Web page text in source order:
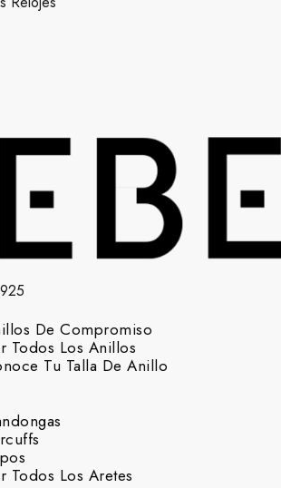
De Compromiso
Todos Los Anillos
Tu Talla De Anillo
Todos Los Aretes